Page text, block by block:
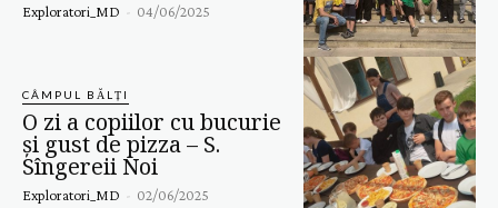
Exploratori_MD - 04/06/2025
CÂMPUL BĂLȚI
O zi a copiilor cu bucurie
și gust de pizza – S.
Sîngereii Noi
Exploratori_MD - 02/06/2025